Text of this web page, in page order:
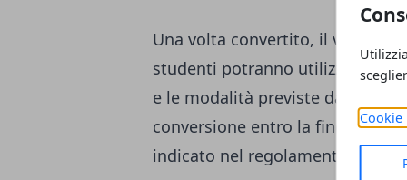
Cookie
Una volta convertito, il voucher
studenti potranno utilizzare i
e le modalità previste dalle
conversione entro la fine di
indicato nel regolamento DSU.